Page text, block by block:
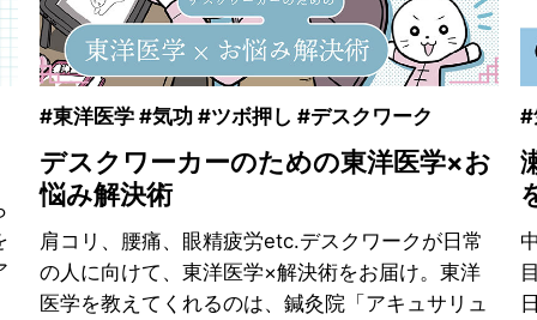
#東洋医学 #気功 #ツボ押し #デスクワーク
デスクワーカーのための東洋医学×お
悩み解決術
肩コリ、腰痛、眼精疲労etc.デスクワークが日常
の人に向けて、東洋医学×解決術をお届け。東洋
医学を教えてくれるのは、鍼灸院「アキュサリュ
#